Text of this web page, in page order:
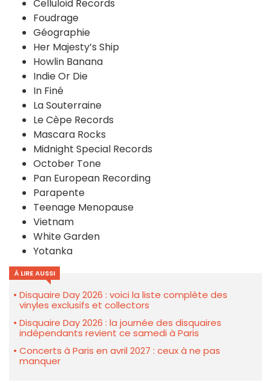
Celluloid Records
Foudrage
Géographie
Her Majesty’s Ship
Howlin Banana
Indie Or Die
In Finé
La Souterraine
Le Cèpe Records
Mascara Rocks
Midnight Special Records
October Tone
Pan European Recording
Parapente
Teenage Menopause
Vietnam
White Garden
Yotanka
À LIRE AUSSI
Disquaire Day 2026 : voici la liste complète des
vinyles exclusifs et collectors
Disquaire Day 2026 : la journée des disquaires
indépendants revient ce samedi à Paris
Concerts à Paris en avril 2027 : ceux à ne pas
manquer